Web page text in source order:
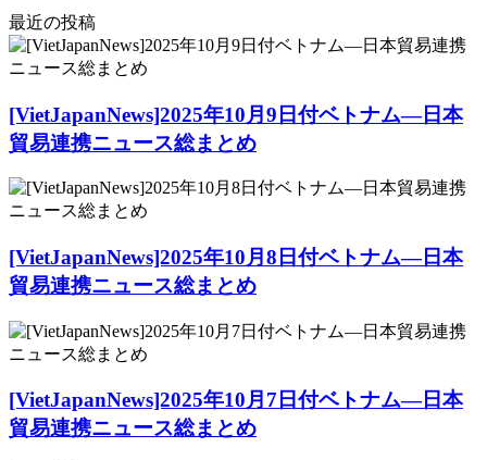
最近の投稿
[VietJapanNews]2025年10月9日付ベトナム―日本
貿易連携ニュース総まとめ
[VietJapanNews]2025年10月8日付ベトナム―日本
貿易連携ニュース総まとめ
[VietJapanNews]2025年10月7日付ベトナム―日本
貿易連携ニュース総まとめ